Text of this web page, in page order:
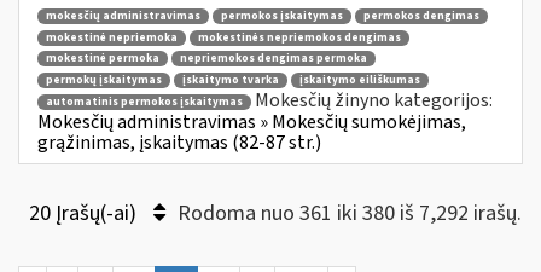
mokesčių administravimas permokos įskaitymas
permokos dengimas
mokestinė nepriemoka
mokestinės nepriemokos dengimas
mokestinė permoka
nepriemokos dengimas permoka
permokų įskaitymas
įskaitymo tvarka
įskaitymo eiliškumas
automatinis permokos įskaitymas
Mokesčių žinyno kategorijos:
Mokesčių administravimas » Mokesčių sumokėjimas,
grąžinimas, įskaitymas (82-87 str.)
20 Įrašų(-ai) Rodoma nuo 361 iki 380 iš 7,292 irašų.